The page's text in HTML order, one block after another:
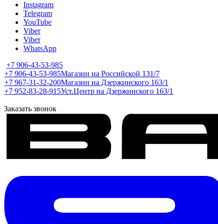
Instagram
Telegram
YouTube
Viber
Viber
WhatsApp
+7 906-43-53-985
+7 906-43-53-985Магазин на Российской 131/7
+7 967-31-32-200Магазин на Дзержинского 163/1
+7 952-83-28-915Уст.Центр на Дзержинского 163/1
Заказать звонок